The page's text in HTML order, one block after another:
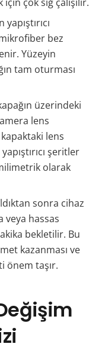
bez
Yüzeyin
tam oturması
üzerindeki
lens
lens
şeritler
olarak
sonra cihaz
veya hassas
bekletilir. Bu
kazanması ve
önem taşır.